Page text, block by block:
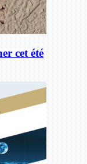
cet été